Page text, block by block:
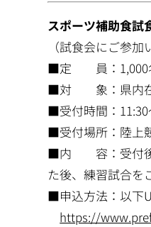
スポーツ補助食
（試食会にご参
■定 員：1,000
■対 象：県内在
■受付時間：11:30
■受付場所：陸上
■内 容：受付後
た後、練習試合を
■申込方法：以下
https://